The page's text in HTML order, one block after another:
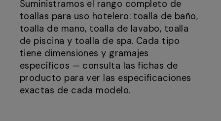
Suministramos el rango completo de
toallas para uso hotelero: toalla de baño,
toalla de mano, toalla de lavabo, toalla
de piscina y toalla de spa. Cada tipo
tiene dimensiones y gramajes
específicos — consulta las fichas de
producto para ver las especificaciones
exactas de cada modelo.